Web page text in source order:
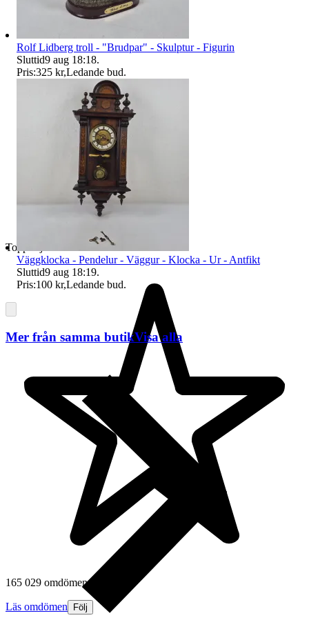
Toppsäljare
165 029 omdömen
Läs omdömen Följ
Rolf Lidberg troll - "Brudpar" - Skulptur - Figurin
Sluttid9 aug 18:18.
Pris:325 kr,Ledande bud.
Väggklocka - Pendelur - Väggur - Klocka - Ur - Antfikt
Sluttid9 aug 18:19.
Pris:100 kr,Ledande bud.
Mer från samma butikVisa alla